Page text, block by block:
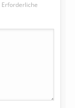
Erforderliche